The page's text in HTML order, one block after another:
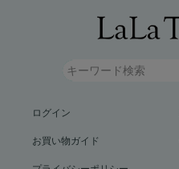
ログイン
お買い物ガイド